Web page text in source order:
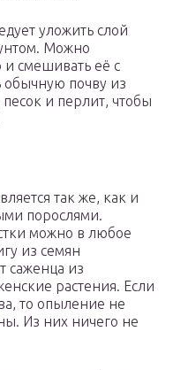
уложить слой
Можно
и смешивать её с
обычную почву из
и перлит, чтобы
так же, как и
порослями.
можно в любое
из семян
саженца из
растения. Если
то опыление не
Из них ничего не